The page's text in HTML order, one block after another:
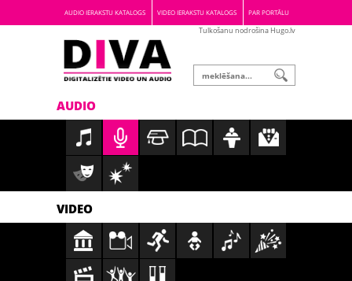
AUDIO IERAKSTU KATALOGS VIDEO IERAKSTU KATALOGS PAR PORTĀLU
Tulkošanu nodrošina Hugo.lv
AUDIO
VIDEO